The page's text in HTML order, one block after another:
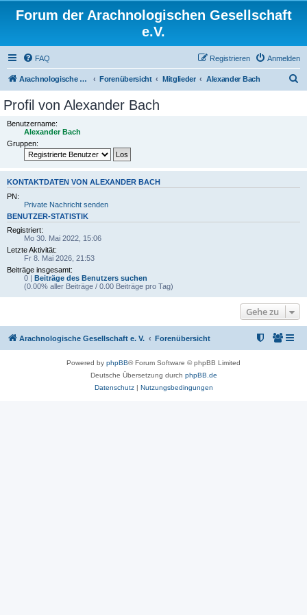
Forum der Arachnologischen Gesellschaft
e.V.
FAQ Anmelden
Registrieren
Arachnologische Gesellschaft e. V. Forenübersicht Mitglieder Alexander Bach
Profil von Alexander Bach
Benutzername:
Alexander Bach
Gruppen:
KONTAKTDATEN VON ALEXANDER BACH
PN:
Private Nachricht senden
BENUTZER-STATISTIK
Registriert:
Mo 30. Mai 2022, 15:06
Letzte Aktivität:
Fr 8. Mai 2026, 21:53
Beiträge insgesamt:
0 | Beiträge des Benutzers suchen
(0.00% aller Beiträge / 0.00 Beiträge pro Tag)
Gehe zu
Arachnologische Gesellschaft e. V. Forenübersicht
Powered by phpBB® Forum Software © phpBB Limited
Deutsche Übersetzung durch phpBB.de
Datenschutz| Nutzungsbedingungen